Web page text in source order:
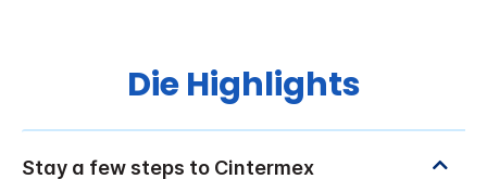
Die Highlights